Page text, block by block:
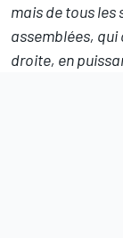
mais de tous les
assemblées, qui
droite, en